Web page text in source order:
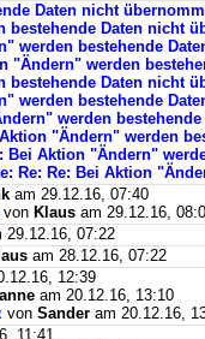
Daten nicht
bestehende Daten nicht
werden bestehende
"Ändern" werden
bestehende Daten nicht
werden bestehende
werden
Aktion "Ändern" werden
Bei Aktion "Ändern"
Re: Re: Bei Aktion
am 29.12.16, 07:40
von Klaus am 29.12.16,
29.12.16, 07:22
am 28.12.16, 07:22
12:39
am 20.12.16, 13:10
von Sander am 20.12.16,
11:41